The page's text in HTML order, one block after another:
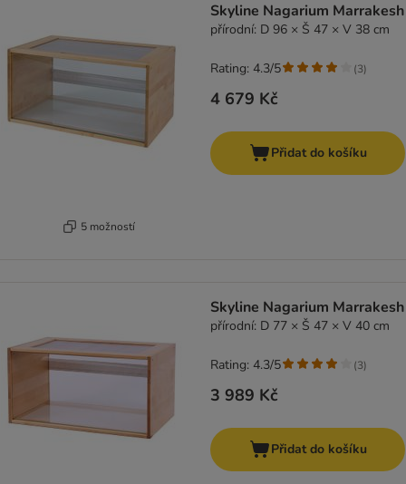
5 možností
Skyline Nagarium Marrakesh
přírodní: D 96 × Š 47 × V 38 cm
4 679 Kč
Rating: 4.3/5 (3)
Přidat do košíku
Skyline Nagarium Marrakesh
přírodní: D 77 × Š 47 × V 40 cm
3 989 Kč
Rating: 4.3/5 (3)
Přidat do košíku